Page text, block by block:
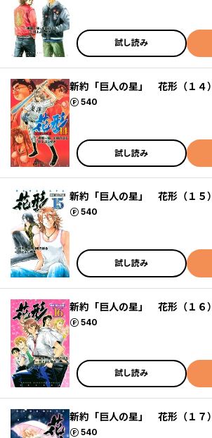
試し読み
新約「巨人の星」 花形（１４）
540
ポイント
試し読み
新約「巨人の星」 花形（１５）
540
ポイント
試し読み
新約「巨人の星」 花形（１６）
540
ポイント
試し読み
新約「巨人の星」 花形（１７）
540
ポイント